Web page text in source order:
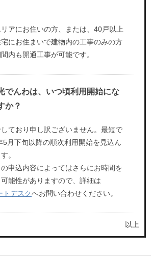
アにお住いの方、または、40戸以上
にお住まいで建物内の工事のみの方
内も開通工事が可能です。
でんわは、いつ頃利用開始にな
か？
ており申し訳ございません。最短で
5月下旬以降の順次利用開始を見込ん
。
申込内容によってはさらにお時間を
能性がありますので、詳細は
トデスクへお問い合わせください。
以上